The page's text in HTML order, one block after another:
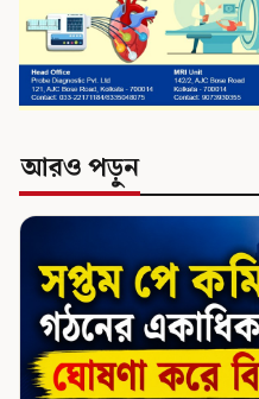
আরও পড়ুন